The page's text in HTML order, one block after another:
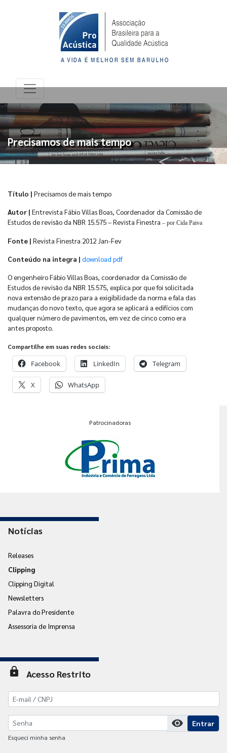
Precisamos de mais tempo
Título | Precisamos de mais tempo
Autor | Entrevista Fábio Villas Boas, Coordenador da Comissão de
Estudos de revisão da NBR 15.575 – Revista Finestra – por Cida Paiva
Fonte | Revista Finestra 2012 Jan-Fev
Conteúdo na integra | download pdf
O engenheiro Fábio Villas Boas, coordenador da Comissão de
Estudos de revisão da NBR 15.575, explica por que foi solicitada
nova extensão de prazo para a exigibilidade da norma e fala das
mudanças do novo texto, que agora se aplicará a edifícios com
qualquer número de pavimentos, em vez de cinco como era
antes proposto.
Compartilhe em suas redes sociais:
Facebook LinkedIn Telegram
X WhatsApp
Patrocinadoras
Notícias
Releases
Clipping
Clipping Digital
Newsletters
Palavra do Presidente
Assessoria de Imprensa
lock Acesso Restrito
visibility Entrar
Esqueci minha senha